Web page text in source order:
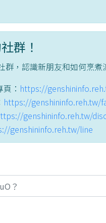
群！
群，認識新朋友和如何烹煮
： https://
https://genshininfo.reh.tw/
genshininfo.reh.tw/
genshininfo.reh.tw/line